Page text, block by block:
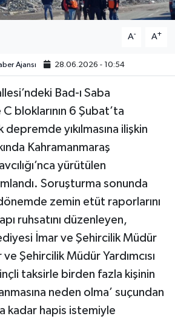
A- A+
Ajansı 28.06.2026 - 10:54
Bad-ı Saba
C bloklarının 6 Şubat’ta
yıkılmasına ilişkin
Kahramanmaraş
yürütülen
Soruşturma sonunda
dönemde zemin etüt raporlarını
ruhsatını düzenleyen,
İmar ve Şehircilik Müdür
Şehircilik Müdür Yardımcısı
taksirle birden fazla kişinin
neden olma’ suçundan
kadar hapis istemiyle